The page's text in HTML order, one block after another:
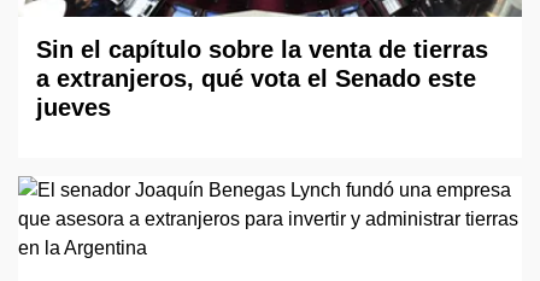
Sin el capítulo sobre la venta de tierras
a extranjeros, qué vota el Senado este
jueves